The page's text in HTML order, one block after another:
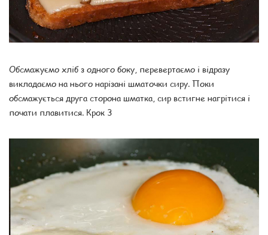
Обсмажуємо хліб з одного боку, перевертаємо і відразу
викладаємо на нього нарізані шматочки сиру. Поки
обсмажується друга сторона шматка, сир встигне нагрітися і
почати плавитися. Крок 3